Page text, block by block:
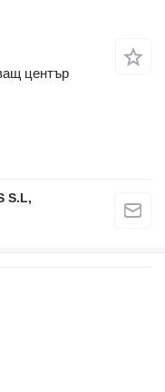
център
S.L,